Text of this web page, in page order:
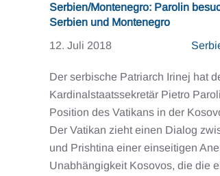
Serbien/Montenegro: Parolin
Serbien und Montenegro
12. Juli 2018
Der serbische Patriarch Irinej hat
Kardinalstaatssekretär Pietro
Position des Vatikans in der
Der Vatikan zieht einen Dialog
und Prishtina einer einseitigen
Unabhängigkeit Kosovos, die die